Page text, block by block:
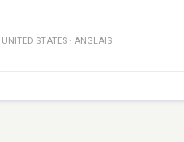
UNITED STATES · ANGLAIS